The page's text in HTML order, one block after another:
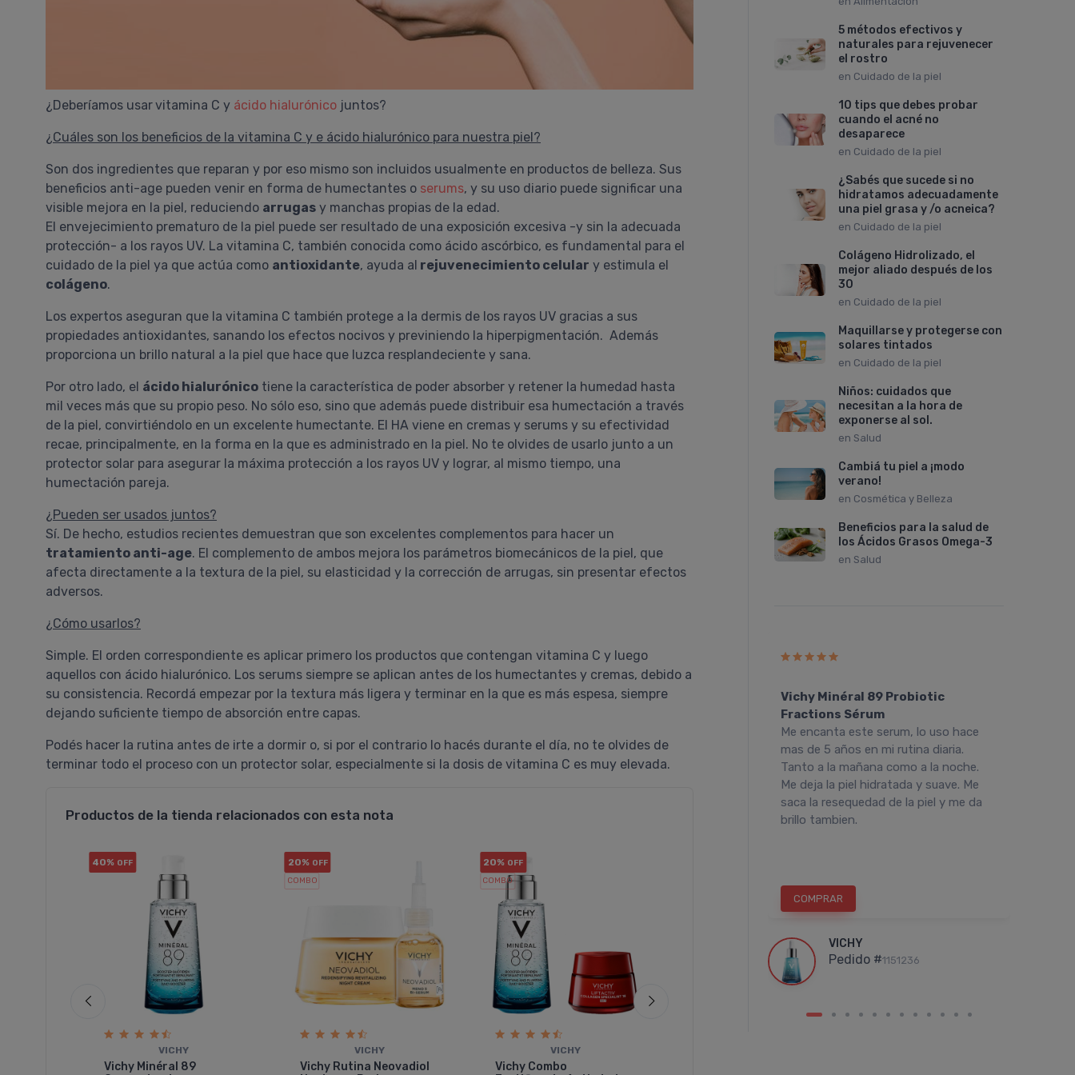
¿Deberíamos usarvitamina C y ácido hialurónico juntos?
¿Cuáles son los beneficios de la vitamina C y e ácido hialurónico para nuestra piel?
Son dos ingredientes que reparan y por eso mismo son incluidos usualmente en productos de belleza. Sus
beneficios anti-age pueden venir en forma de humectantes o serums, y su uso diario puede significar una
visible mejora en la piel, reduciendo arrugas y manchas propias de la edad.
El envejecimiento prematuro de la piel puede ser resultado de una exposición excesiva -y sin la adecuada
protección- a los rayos UV. La vitamina C, también conocida como ácido ascórbico, es fundamental para el
cuidado de la piel ya que actúa como antioxidante, ayuda al rejuvenecimiento celular y estimula el
colágeno.
Los expertos aseguran que la vitamina C también protege a la dermis de los rayos UV gracias a sus
propiedades antioxidantes, sanando los efectos nocivos y previniendo la hiperpigmentación. Además
proporciona un brillo natural a la piel que hace que luzca resplandeciente y sana.
Por otro lado, el ácido hialurónico tiene la característica de poder absorber y retener la humedad hasta
mil veces más que su propio peso. No sólo eso, sino que además puede distribuir esa humectación a través
de la piel, convirtiéndolo en un excelente humectante. El HA viene en cremas y serums y su efectividad
recae, principalmente, en la forma en la que es administrado en la piel. No te olvides de usarlo junto a un
protector solar para asegurar la máxima protección a los rayos UV y lograr, al mismo tiempo, una
humectación pareja.
¿Pueden ser usados juntos?
Sí. De hecho, estudios recientes demuestran que son excelentes complementos para hacer un
tratamiento anti-age. El complemento de ambos mejora los parámetros biomecánicos de la piel, que
afecta directamente a la textura de la piel, su elasticidad y la corrección de arrugas, sin presentar efectos
adversos.
¿Cómo usarlos?
Simple. El orden correspondiente es aplicar primero los productos que contengan vitamina C y luego
aquellos con ácido hialurónico. Los serums siempre se aplican antes de los humectantes y cremas, debido a
su consistencia. Recordá empezar por la textura más ligera y terminar en la que es más espesa, siempre
dejando suficiente tiempo de absorción entre capas.
Podés hacer la rutina antes de irte a dormir o, si por el contrario lo hacés durante el día, no te olvides de
terminar todo el proceso con un protector solar, especialmente si la dosis de vitamina C es muy elevada.
Productos de la tienda relacionados con esta nota
40% OFF
VICHY
Vichy Minéral 89
20% OFF
COMBO
VICHY
Vichy Rutina Neovadiol
20% OFF
COMBO
VICHY
Vichy Combo
5 métodos efectivos y
naturales para rejuvenecer
el rostro
en Cuidado de la piel
10 tips que debes probar
cuando el acné no
desaparece
en Cuidado de la piel
¿Sabés que sucede si no
hidratamos adecuadamente
una piel grasa y /o acneica?
en Cuidado de la piel
Colágeno Hidrolizado, el
mejor aliado después de los
30
en Cuidado de la piel
Maquillarse y protegerse con
solares tintados
en Cuidado de la piel
Niños: cuidados que
necesitan a la hora de
exponerse al sol.
en Salud
Cambiá tu piel a ¡modo
verano!
en Cosmética y Belleza
Beneficios para la salud de
los Ácidos Grasos Omega-3
en Salud
Alfredo
Vichy Capital Soleil Fps50+ Uv-age
dermatólogo. Es de muy fácil
aplicación y nada oleosa o que deje la
producto....
COMPRAR
Pedido # 1050689
Vichy Minéral 89 Probiotic
Fractions Sérum
Me encanta este serum, lo uso hace
mas de 5 años en mi rutina diaria.
Tanto a la mañana como a la noche.
Me deja la piel hidratada y suave. Me
saca la resequedad de la piel y me da
brillo tambien.
COMPRAR
VICHY
Pedido #1151236